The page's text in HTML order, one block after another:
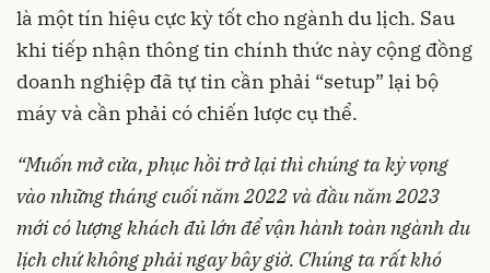
là một tín hiệu cực kỳ tốt cho ngành du lịch. Sau
khi tiếp nhận thông tin chính thức này cộng đồng
doanh nghiệp đã tự tin cần phải “setup” lại bộ
máy và cần phải có chiến lược cụ thể.
“Muốn mở cửa, phục hồi trở lại thì chúng ta kỳ vọng
vào những tháng cuối năm 2022 và đầu năm 2023
mới có lượng khách đủ lớn để vận hành toàn ngành du
lịch chứ không phải ngay bây giờ. Chúng ta rất khó